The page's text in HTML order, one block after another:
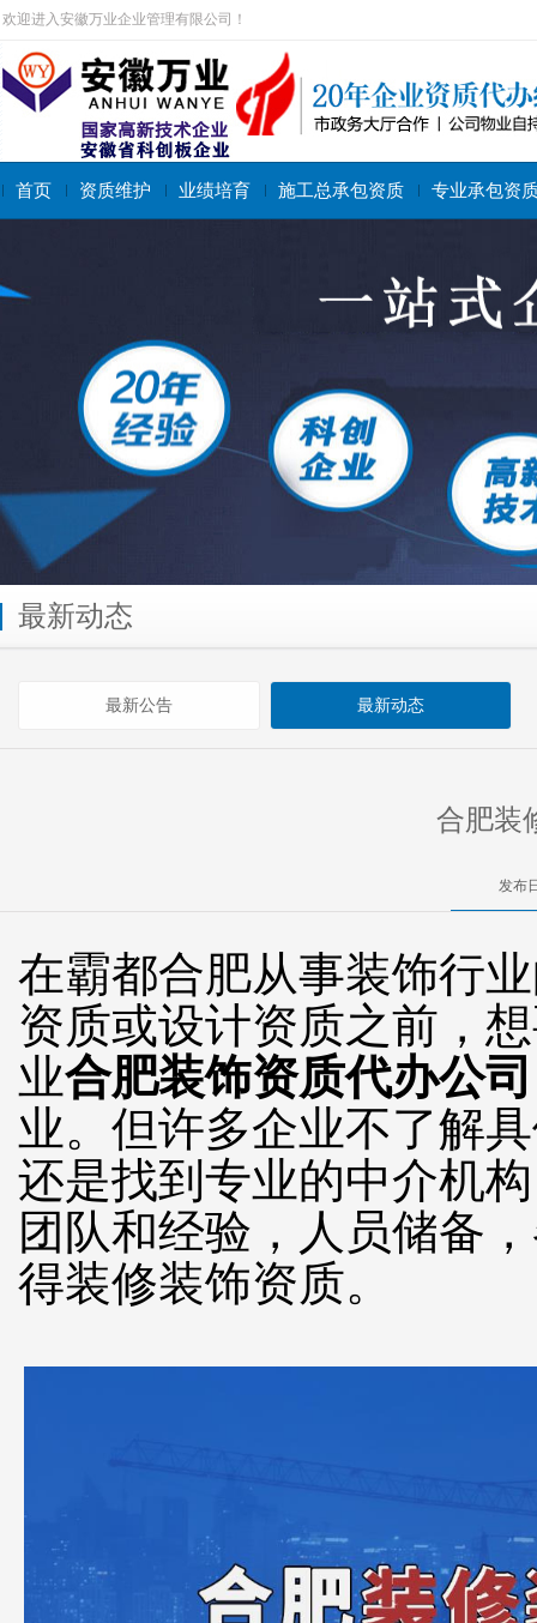
欢迎进入安徽万业企业管理有限公司！
首页 资质维护 业绩培育 施工总承包资质 专业承包资
搜索关键字： 施工总承包资质 专业承包资质 施工劳务资质
最新动态
最新公告 最新动态
合肥装
发布
在霸都合肥从事装饰行
资质或设计资质之前，
业合肥装饰资质代办公司
业。但许多企业不了解
还是找到专业的中介机
团队和经验，人员储备
得装修装饰资质。